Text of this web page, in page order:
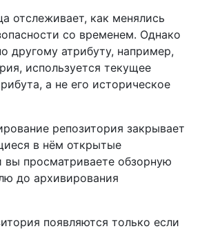
отслеживает, как менялись
со временем. Однако
другому атрибуту, например,
используется текущее
а не его историческое
репозитория закрывает
в нём открытые
вы просматриваете обзорную
до архивирования
появляются только если